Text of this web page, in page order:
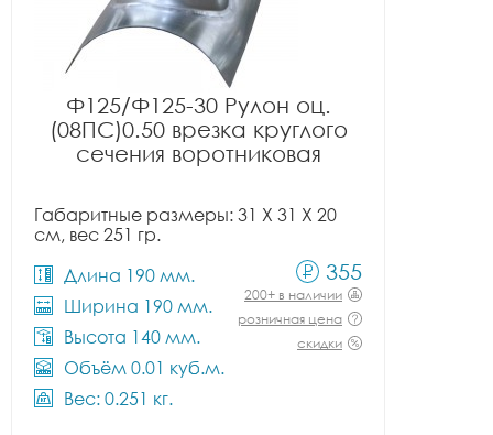
Ф125/Ф125-30 Рулон оц.
(08ПС)0.50 врезка круглого
сечения воротниковая
Габаритные размеры: 31 X 31 X 20
см, вес 251 гр.
Длина 190 мм.
Ширина 190 мм.
Высота 140 мм.
Объём 0.01 куб.м.
Вес: 0.251 кг.
355
200+ в наличии
розничная цена
скидки